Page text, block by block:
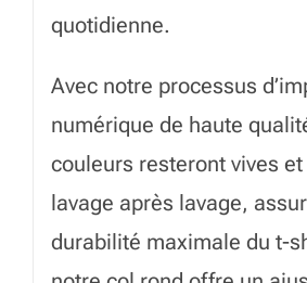
quotidienne.
Avec notre processus
numérique de haute
couleurs resteront vives
lavage après lavage,
durabilité maximale du t-